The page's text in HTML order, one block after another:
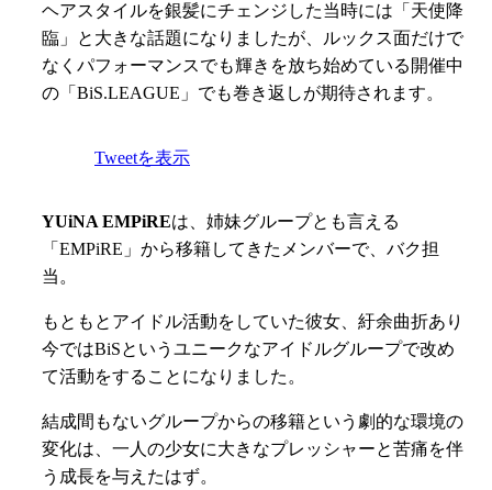
ヘアスタイルを銀髪にチェンジした当時には「天使降
臨」と大きな話題になりましたが、ルックス面だけで
なくパフォーマンスでも輝きを放ち始めている開催中
の「BiS.LEAGUE」でも巻き返しが期待されます。
Tweetを表示
YUiNA EMPiREは、姉妹グループとも言える
「EMPiRE」から移籍してきたメンバーで、バク担
当。
もともとアイドル活動をしていた彼女、紆余曲折あり
今ではBiSというユニークなアイドルグループで改め
て活動をすることになりました。
結成間もないグループからの移籍という劇的な環境の
変化は、一人の少女に大きなプレッシャーと苦痛を伴
う成長を与えたはず。